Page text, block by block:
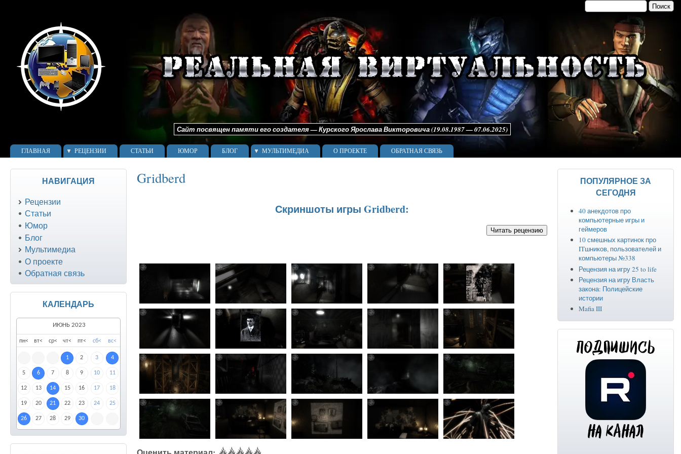
Форма поиска
Поиск
Сайт посвящен памяти его создателя — Курского Ярослава Викторовича (19.08.1987 — 07.06.2025)
ГЛАВНАЯ РЕЦЕНЗИИ СТАТЬИ ЮМОР БЛОГ МУЛЬТИМЕДИА О ПРОЕКТЕ ОБРАТНАЯ СВЯЗЬ
Gridberd
Скриншоты игры Gridberd:
НАВИГАЦИЯ
Рецензии
Статьи
Юмор
Блог
Мультимедиа
О проекте
Обратная связь
КАЛЕНДАРЬ
пн< вт< ср< чт< пт< сб< вс<
1 2 3 4
5 6 7 8 9 10 11
12 13 14 15 16 17 18
19 20 21 22 23 24 25
26 27 28 29 30
ИЮНЬ 2023
ПОПУЛЯРНОЕ ЗА
СЕГОДНЯ
40 анекдотов про
компьютерные игры и
геймеров
10 смешных картинок про
ITшников, пользователей и
компьютеры №338
Рецензия на игру 25 to life
Рецензия на игру Власть
закона: Полицейские
истории
Mafia III